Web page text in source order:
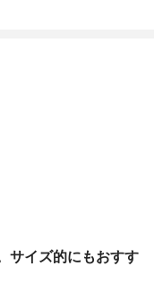
サイズ的にもおすす